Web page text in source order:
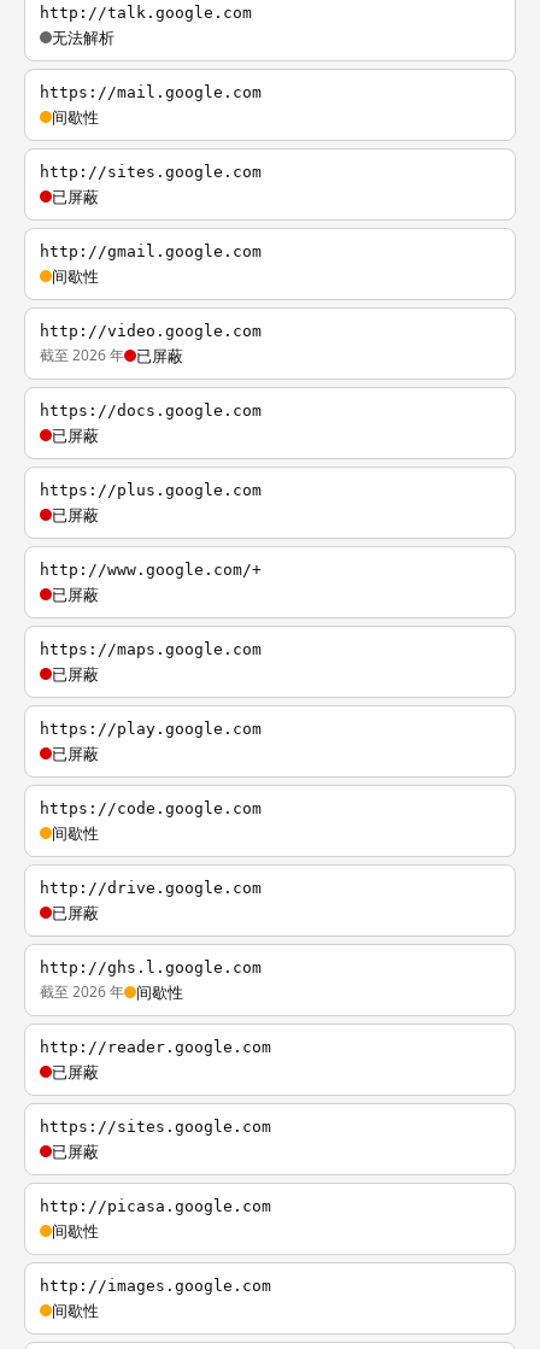
http://talk.google.com
无法解析
https://mail.google.com
间歇性
http://sites.google.com
已屏蔽
http://gmail.google.com
间歇性
http://video.google.com
截至 2026 年 已屏蔽
https://docs.google.com
已屏蔽
https://plus.google.com
已屏蔽
http://www.google.com/+
已屏蔽
https://maps.google.com
已屏蔽
https://play.google.com
已屏蔽
https://code.google.com
间歇性
http://drive.google.com
已屏蔽
http://ghs.l.google.com
截至 2026 年 间歇性
http://reader.google.com
已屏蔽
https://sites.google.com
已屏蔽
http://picasa.google.com
间歇性
http://images.google.com
间歇性